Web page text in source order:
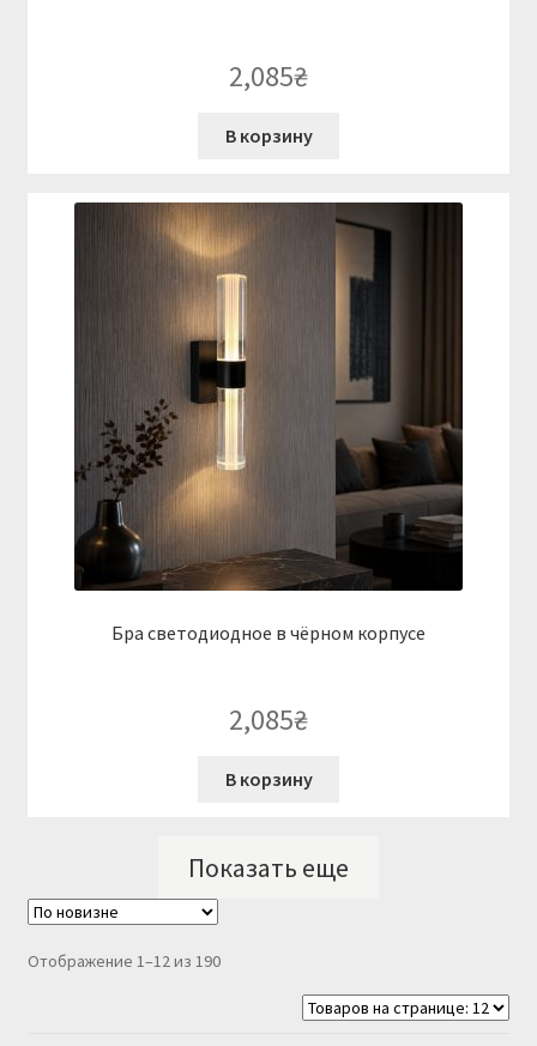
2,085₴
В корзину
Бра светодиодное в чёрном корпусе
2,085₴
В корзину
Показать еще
Отображение 1–12 из 190Сортировка: